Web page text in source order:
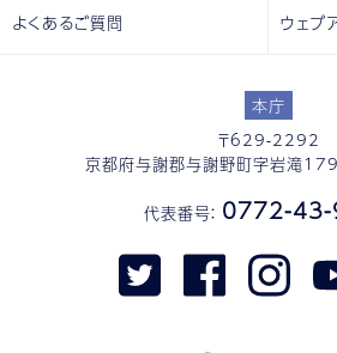
本庁
〒629-2292
京都府与謝郡与謝野町字岩滝
代表番号： 0772-
よくあるご質問 ウェブ